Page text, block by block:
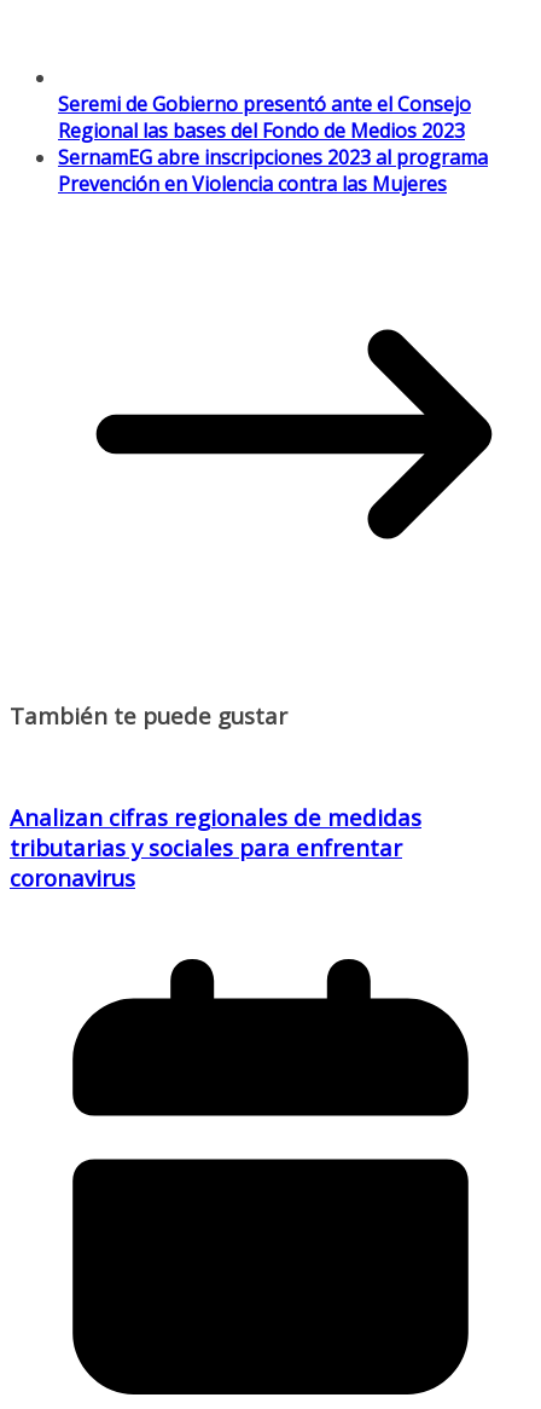
Seremi de Gobierno presentó ante el Consejo
Regional las bases del Fondo de Medios 2023
SernamEG abre inscripciones 2023 al programa
Prevención en Violencia contra las Mujeres
También te puede gustar
Analizan cifras regionales de medidas
tributarias y sociales para enfrentar
coronavirus